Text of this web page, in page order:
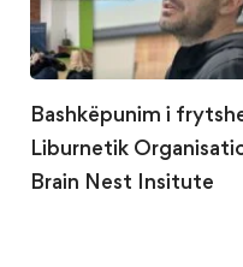
Bashkëpunim i
Liburnetik
Brain Nest Insitute